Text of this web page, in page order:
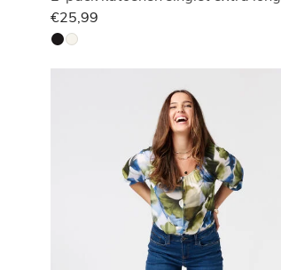
€25,99